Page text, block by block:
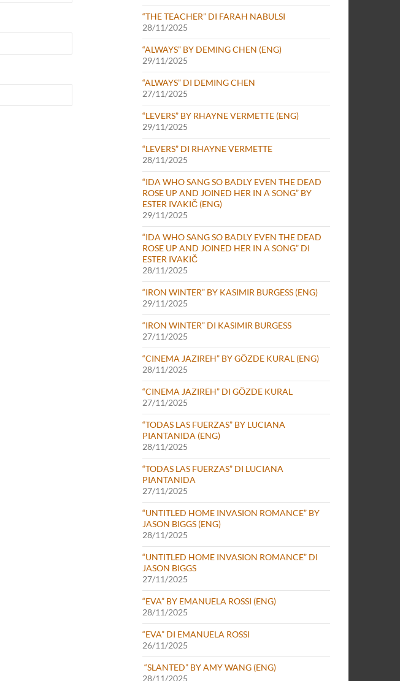
“THE TEACHER” DI FARAH NABULSI
28/11/2025
“ALWAYS” BY DEMING CHEN (ENG)
29/11/2025
“ALWAYS” DI DEMING CHEN
27/11/2025
“LEVERS” BY RHAYNE VERMETTE (ENG)
29/11/2025
“LEVERS” DI RHAYNE VERMETTE
28/11/2025
“IDA WHO SANG SO BADLY EVEN THE DEAD
ROSE UP AND JOINED HER IN A SONG” BY
ESTER IVAKIČ (ENG)
29/11/2025
“IDA WHO SANG SO BADLY EVEN THE DEAD
ROSE UP AND JOINED HER IN A SONG” DI
ESTER IVAKIČ
28/11/2025
“IRON WINTER” BY KASIMIR BURGESS (ENG)
29/11/2025
“IRON WINTER” DI KASIMIR BURGESS
27/11/2025
“CINEMA JAZIREH” BY GÖZDE KURAL (ENG)
28/11/2025
“CINEMA JAZIREH” DI GÖZDE KURAL
27/11/2025
“TODAS LAS FUERZAS” BY LUCIANA
PIANTANIDA (ENG)
28/11/2025
“TODAS LAS FUERZAS” DI LUCIANA
PIANTANIDA
27/11/2025
“UNTITLED HOME INVASION ROMANCE” BY
JASON BIGGS (ENG)
28/11/2025
“UNTITLED HOME INVASION ROMANCE” DI
JASON BIGGS
27/11/2025
“EVA” BY EMANUELA ROSSI (ENG)
28/11/2025
“EVA” DI EMANUELA ROSSI
26/11/2025
“SLANTED” BY AMY WANG (ENG)
28/11/2025